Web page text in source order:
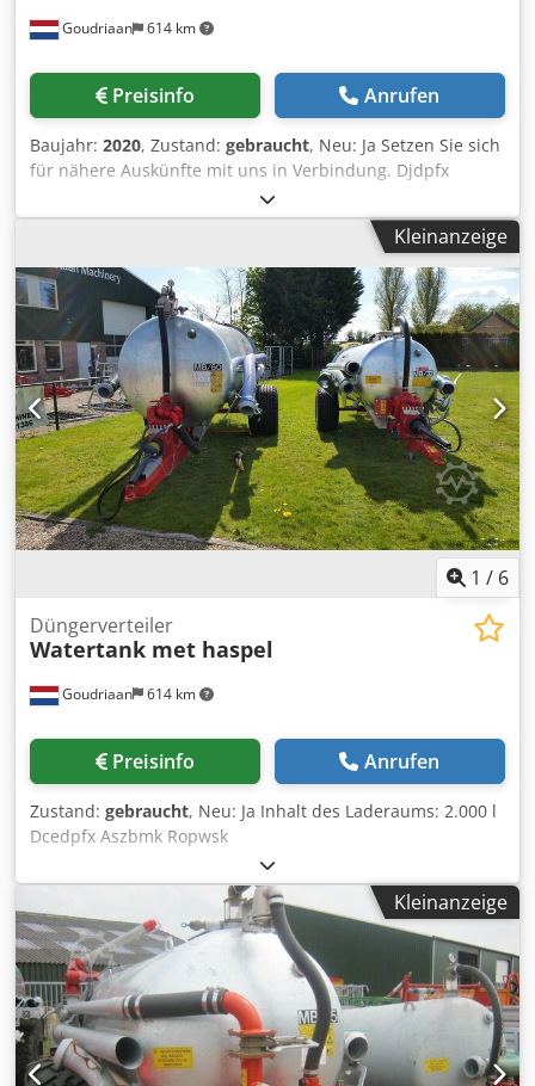
Goudriaan 614 km
Preisinfo Anrufen
Baujahr: 2020, Zustand: gebraucht, Neu: Ja Setzen Sie sich
für nähere Auskünfte mit uns in Verbindung. Djdpfx
Kleinanzeige
1 / 6
Goudriaan 614 km
Düngerverteiler
Watertank met haspel
Preisinfo Anrufen
Zustand: gebraucht, Neu: Ja Inhalt des Laderaums: 2.000 l
Dcedpfx Aszbmk Ropwsk
Kleinanzeige